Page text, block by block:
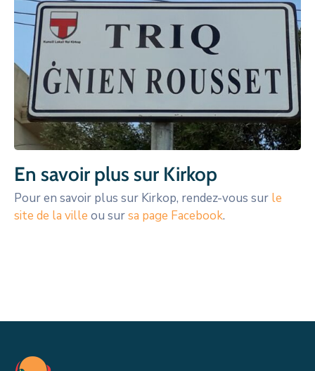
En savoir plus sur Kirkop
Pour en savoir plus sur Kirkop, rendez-vous sur le
site de la ville ou sursa page Facebook.